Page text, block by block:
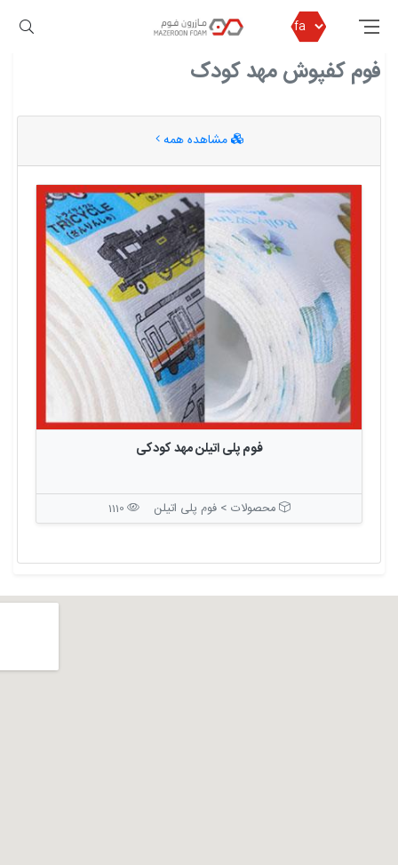
مازرون فوم فوم کفپوش مهد کودک
فوم کفپوش مهد کودک
مشاهده همه
فوم پلی اتیلن مهد کودکی
محصولات > فوم پلی اتیلن